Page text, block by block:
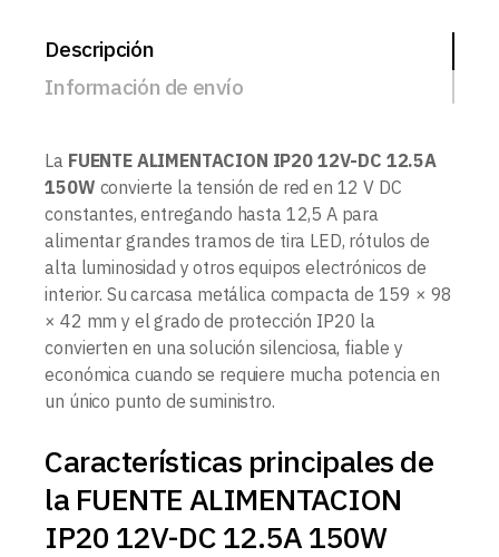
Descripción
Información de envío
La FUENTE ALIMENTACION IP20 12V-DC 12.5A
150W convierte la tensión de red en 12 V DC
constantes, entregando hasta 12,5 A para
alimentar grandes tramos de tira LED, rótulos de
alta luminosidad y otros equipos electrónicos de
interior. Su carcasa metálica compacta de 159 × 98
× 42 mm y el grado de protección IP20 la
convierten en una solución silenciosa, fiable y
económica cuando se requiere mucha potencia en
un único punto de suministro.
Características principales de
la FUENTE ALIMENTACION
IP20 12V-DC 12.5A 150W